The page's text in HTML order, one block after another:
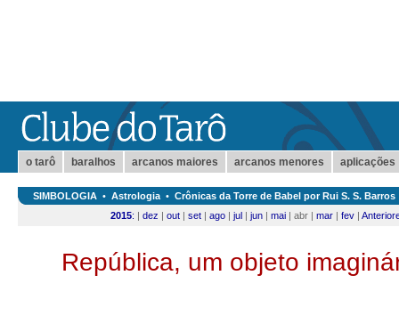
o tarô baralhos arcanos maiores arcanos menores aplicações
SIMBOLOGIA • Astrologia • Crônicas da Torre de Babel por Rui S. S. Barros
2015: | dez | out | set | ago | jul | jun | mai | abr | mar | fev |
República, um objeto